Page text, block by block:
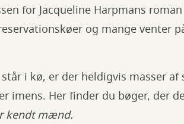
for Jacqueline Harpmans
og mange venter
i kø, er der heldigvis masser
imens. Her finder du bøger, der
kendt mænd.